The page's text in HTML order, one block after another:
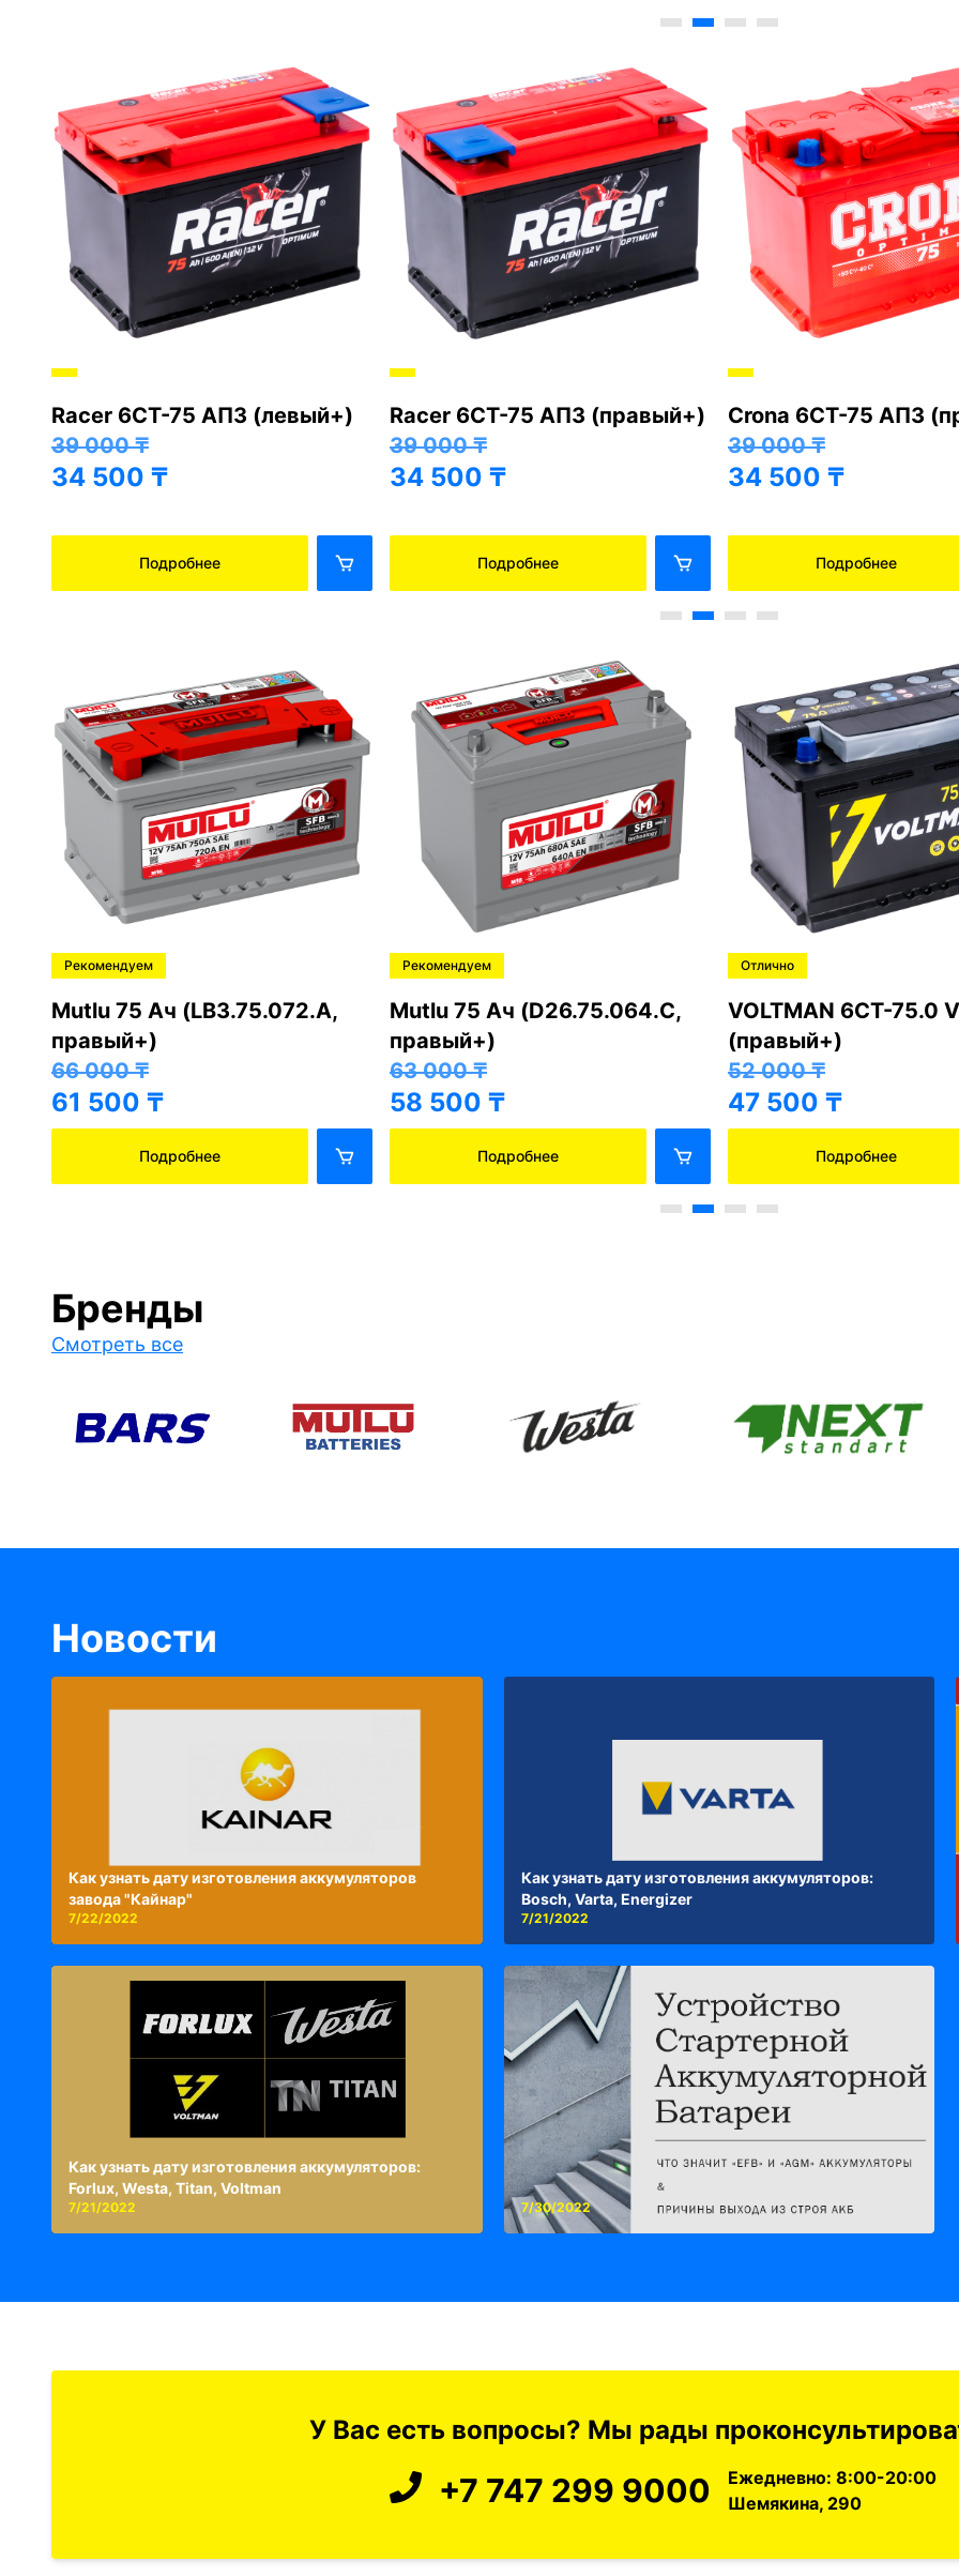
Racer 6СТ-75 АПЗ (левый+)
39 000₸
34 500 ₸
Подробнее
Racer 6СТ-75 АПЗ (правый+)
39 000₸
34 500 ₸
Подробнее
Crona 6СТ-75 АПЗ
39 000₸
34 500 ₸
Подробнее
Рекомендуем
Mutlu 75 Ач (LB3.75.072.A,
правый+)
66 000₸
61 500 ₸
Подробнее
Рекомендуем
Mutlu 75 Ач (D26.75.064.C,
правый+)
63 000₸
58 500 ₸
Подробнее
Отлично
VOLTMAN 6CT-75.0
(правый+)
52 000₸
47 500 ₸
Подробнее
Бренды
Смотреть все
Новости
Как узнать дату изготовления аккумуляторов
завода "Кайнар"
7/22/2022
Как узнать дату изготовления аккумуляторов:
Bosch, Varta, Energizer
7/21/2022
Как узнать дату изготовления аккумуляторов:
Forlux, Westa, Titan, Voltman
7/21/2022 7/30/2022
У Вас есть вопросы? Мы рады
+7 747 299 9000
Ежедневно: 8:00-20:00
Шемякина, 290